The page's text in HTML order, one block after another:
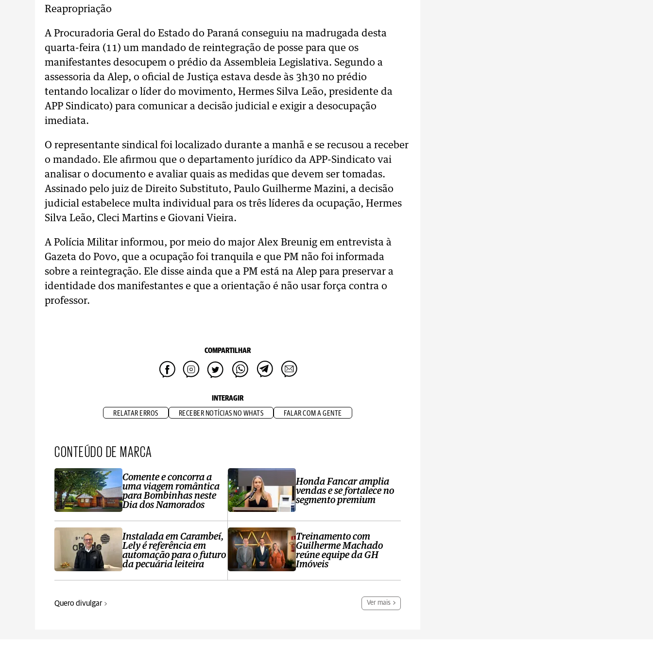
Reapropriação
A Procuradoria Geral do Estado do Paraná conseguiu na madrugada desta
quarta-feira (11) um mandado de reintegração de posse para que os
manifestantes desocupem o prédio da Assembleia Legislativa. Segundo a
assessoria da Alep, o oficial de Justiça estava desde às 3h30 no prédio
tentando localizar o líder do movimento, Hermes Silva Leão, presidente da
APP Sindicato) para comunicar a decisão judicial e exigir a desocupação
imediata.
O representante sindical foi localizado durante a manhã e se recusou a receber
o mandado. Ele afirmou que o departamento jurídico da APP-Sindicato vai
analisar o documento e avaliar quais as medidas que devem ser tomadas.
Assinado pelo juiz de Direito Substituto, Paulo Guilherme Mazini, a decisão
judicial estabelece multa individual para os três líderes da ocupação, Hermes
Silva Leão, Cleci Martins e Giovani Vieira.
A Polícia Militar informou, por meio do major Alex Breunig em entrevista à
Gazeta do Povo, que a ocupação foi tranquila e que PM não foi informada
sobre a reintegração. Ele disse ainda que a PM está na Alep para preservar a
identidade dos manifestantes e que a orientação é não usar força contra o
professor.
COMPARTILHAR
INTERAGIR
RELATAR ERROS RECEBER NOTÍCIAS NO WHATS FALAR COM A GENTE
CONTEÚDO DE MARCA
Comente e concorra a
uma viagem romântica
para Bombinhas neste
Dia dos Namorados
Instalada em Carambeí,
Lely é referência em
automação para o futuro
da pecuária leiteira
Honda Fancar amplia
vendas e se fortalece no
segmento premium
Treinamento com
Guilherme Machado
reúne equipe da GH
Imóveis
Quero divulgar Ver mais